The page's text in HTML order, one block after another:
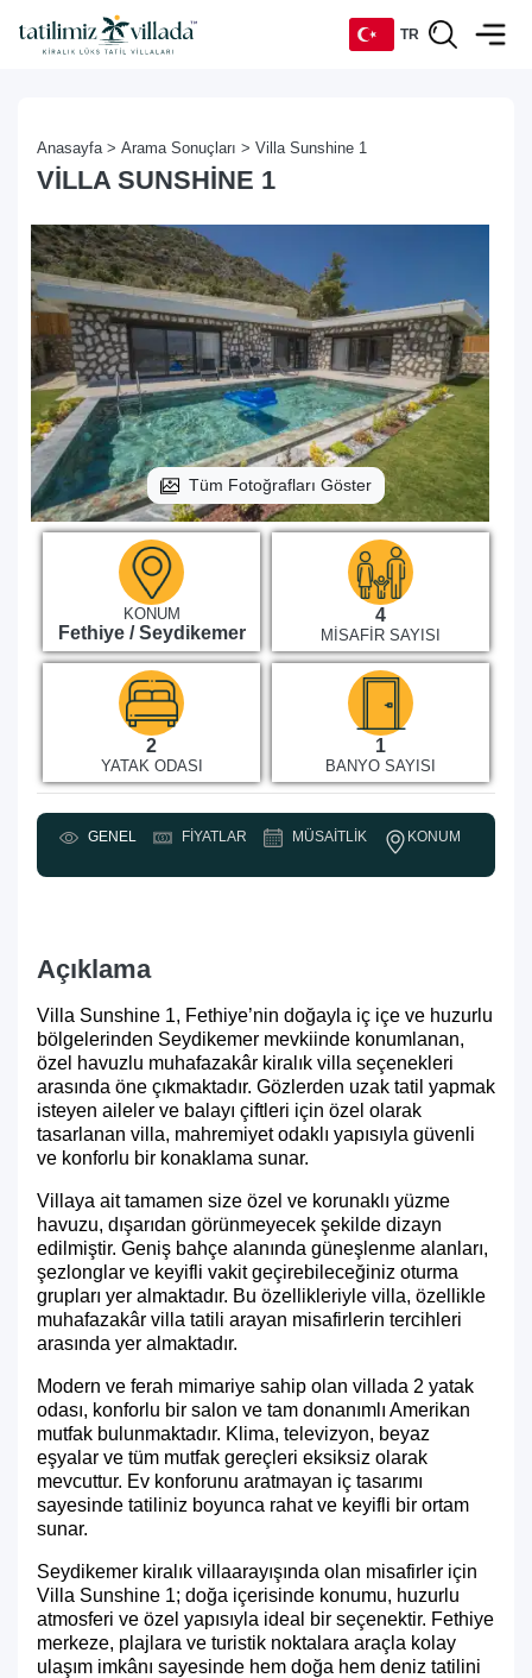
TR
Anasayfa > Arama Sonuçları > Villa Sunshine 1
VILLA SUNSHINE 1
Tüm Fotoğrafları Göster
KONUM
Fethiye / Seydikemer
4
MISAFIR SAYISI
2
YATAK ODASI
1
BANYO SAYISI
GENEL FIYATLAR MÜSAITLIK KONUM
Açıklama
Villa Sunshine 1, Fethiye’nin doğayla iç içe ve huzurlu
bölgelerinden Seydikemer mevkiinde konumlanan,
özel havuzlu muhafazakâr kiralık villa seçenekleri
arasında öne çıkmaktadır. Gözlerden uzak tatil yapmak
isteyen aileler ve balayı çiftleri için özel olarak
tasarlanan villa, mahremiyet odaklı yapısıyla güvenli
ve konforlu bir konaklama sunar.
Villaya ait tamamen size özel ve korunaklı yüzme
havuzu, dışarıdan görünmeyecek şekilde dizayn
edilmiştir. Geniş bahçe alanında güneşlenme alanları,
şezlonglar ve keyifli vakit geçirebileceğiniz oturma
grupları yer almaktadır. Bu özellikleriyle villa, özellikle
muhafazakâr villa tatili arayan misafirlerin tercihleri
arasında yer almaktadır.
Modern ve ferah mimariye sahip olan villada 2 yatak
odası, konforlu bir salon ve tam donanımlı Amerikan
mutfak bulunmaktadır. Klima, televizyon, beyaz
eşyalar ve tüm mutfak gereçleri eksiksiz olarak
mevcuttur. Ev konforunu aratmayan iç tasarımı
sayesinde tatiliniz boyunca rahat ve keyifli bir ortam
sunar.
Seydikemer kiralık villaarayışında olan misafirler için
Villa Sunshine 1; doğa içerisinde konumu, huzurlu
atmosferi ve özel yapısıyla ideal bir seçenektir. Fethiye
merkeze, plajlara ve turistik noktalara araçla kolay
ulaşım imkânı sayesinde hem doğa hem deniz tatilini